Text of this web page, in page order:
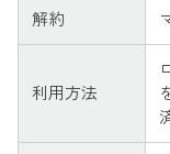
解約
利用方法